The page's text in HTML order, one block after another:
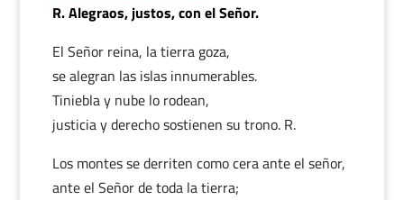
R. Alegraos, justos, con el Señor.
El Señor reina, la tierra goza,
se alegran las islas innumerables.
Tiniebla y nube lo rodean,
justicia y derecho sostienen su trono. R.
Los montes se derriten como cera ante el señor,
ante el Señor de toda la tierra;